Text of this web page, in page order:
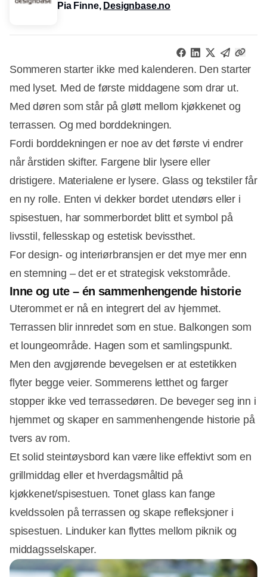
Pia Finne, Designbase.no
Sommeren starter ikke med kalenderen. Den starter
med lyset. Med de første middagene som drar ut.
Med døren som står på gløtt mellom kjøkkenet og
terrassen. Og med borddekningen.
Fordi borddekningen er noe av det første vi endrer
når årstiden skifter. Fargene blir lysere eller
dristigere. Materialene er lysere. Glass og tekstiler får
en ny rolle. Enten vi dekker bordet utendørs eller i
spisestuen, har sommerbordet blitt et symbol på
livsstil, fellesskap og estetisk bevissthet.
Annonce
For design- og interiørbransjen er det mye mer enn
en stemning – det er et strategisk vekstområde.
Inne og ute – én sammenhengende historie
Uterommet er nå en integrert del av hjemmet.
Terrassen blir innredet som en stue. Balkongen som
et loungeområde. Hagen som et samlingspunkt.
Men den avgjørende bevegelsen er at estetikken
flyter begge veier. Sommerens letthet og farger
stopper ikke ved terrassedøren. De beveger seg inn i
hjemmet og skaper en sammenhengende historie på
tvers av rom.
Et solid steintøysbord kan være like effektivt som en
grillmiddag eller et hverdagsmåltid på
kjøkkenet/spisestuen. Tonet glass kan fange
kveldssolen på terrassen og skape refleksjoner i
spisestuen. Linduker kan flyttes mellom piknik og
middagsselskaper.